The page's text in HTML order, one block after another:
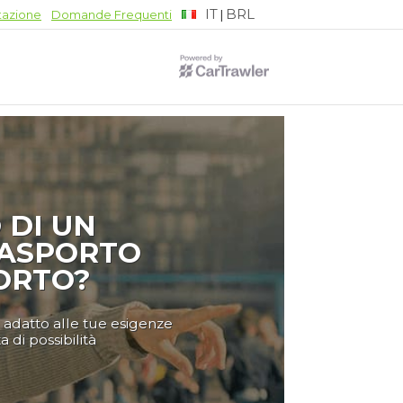
Domande Frequenti IT| BRL
DI UN
alle tue esigenze
di possibilità